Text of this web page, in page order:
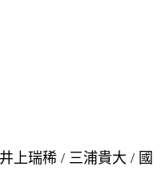
上瑞稀 / 三浦貴大 / 國